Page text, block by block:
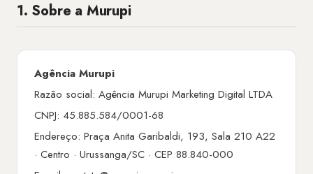
1. Sobre a Murupi
Agência Murupi
Razão social: Agência Murupi Marketing Digital LTDA
CNPJ: 45.885.584/0001-68
Endereço: Praça Anita Garibaldi, 193, Sala 210 A22
· Centro · Urussanga/SC · CEP 88.840-000